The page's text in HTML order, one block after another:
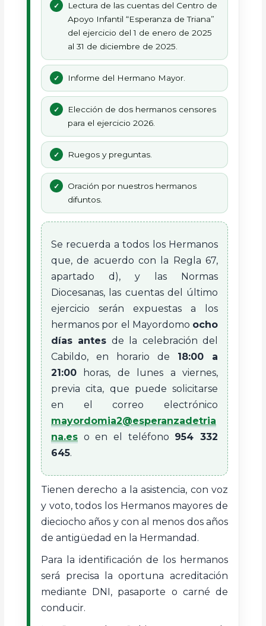
Lectura de las cuentas del Centro de
Apoyo Infantil “Esperanza de Triana”
del ejercicio del 1 de enero de 2025
al 31 de diciembre de 2025.
Informe del Hermano Mayor.
Elección de dos hermanos censores
para el ejercicio 2026.
Ruegos y preguntas.
Oración por nuestros hermanos
difuntos.
Se recuerda a todos los Hermanos
que, de acuerdo con la Regla 67,
apartado d), y las Normas
Diocesanas, las cuentas del último
ejercicio serán expuestas a los
hermanos por el Mayordomo ocho
días antes de la celebración del
Cabildo, en horario de 18:00 a
21:00 horas, de lunes a viernes,
previa cita, que puede solicitarse
en el correo electrónico
mayordomia2@esperanzadetria
na.es o en el teléfono 954 332
645.
Tienen derecho a la asistencia, con voz
y voto, todos los Hermanos mayores de
dieciocho años y con al menos dos años
de antigüedad en la Hermandad.
Para la identificación de los hermanos
será precisa la oportuna acreditación
mediante DNI, pasaporte o carné de
conducir.